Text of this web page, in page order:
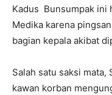
Kadus Bunsumpak ini
Medika karena
bagian kepala akibat
Salah satu saksi mata,
kawan korban